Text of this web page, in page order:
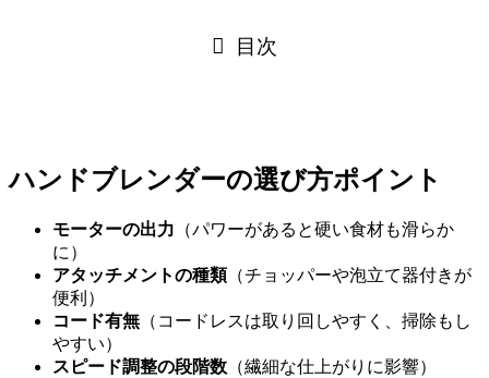
目次
ハンドブレンダーの選び方ポイント
モーターの出力 （パワーがあると硬い食材も滑らか
に）
アタッチメントの種類（チョッパーや泡立て器付きが
便利）
コード有無 （コードレスは取り回しやすく、掃除もし
やすい）
スピード調整の段階数 （繊細な仕上がりに影響）